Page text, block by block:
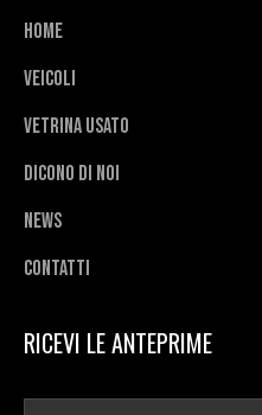
Home
Veicoli
Vetrina usato
Dicono di noi
News
Contatti
RICEVI LE ANTEPRIME